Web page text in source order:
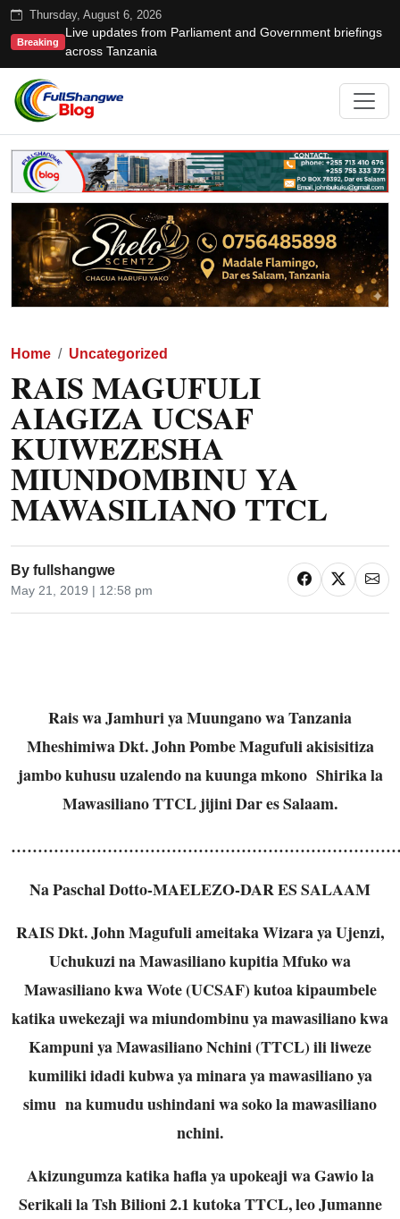
Thursday, August 6, 2026
Breaking
Live updates from Parliament and Government briefings
across Tanzania
Home Uncategorized
RAIS MAGUFULI
AIAGIZA UCSAF
KUIWEZESHA
MIUNDOMBINU YA
MAWASILIANO TTCL
By fullshangwe
May 21, 2019 | 12:58 pm
Rais wa Jamhuri ya Muungano wa Tanzania
Mheshimiwa Dkt. John Pombe Magufuli akisisitiza
jambo kuhusu uzalendo na kuunga mkono Shirika la
Mawasiliano TTCL jijini Dar es Salaam.
Na Paschal Dotto-MAELEZO-DAR ES SALAAM
RAIS Dkt. John Magufuli ameitaka Wizara ya Ujenzi,
Uchukuzi na Mawasiliano kupitia Mfuko wa
Mawasiliano kwa Wote (UCSAF) kutoa kipaumbele
katika uwekezaji wa miundombinu ya mawasiliano kwa
Kampuni ya Mawasiliano Nchini (TTCL) ili liweze
kumiliki idadi kubwa ya minara ya mawasiliano ya
simu na kumudu ushindani wa soko la mawasiliano
nchini.
Akizungumza katika hafla ya upokeaji wa Gawio la
Serikali la Tsh Bilioni 2.1 kutoka TTCL, leo Jumanne